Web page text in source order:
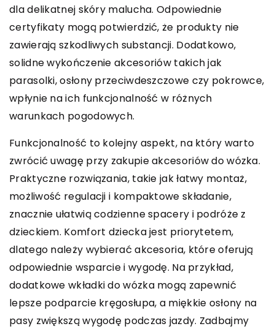
dla delikatnej skóry malucha. Odpowiednie
certyfikaty mogą potwierdzić, że produkty nie
zawierają szkodliwych substancji. Dodatkowo,
solidne wykończenie akcesoriów takich jak
parasolki, osłony przeciwdeszczowe czy pokrowce,
wpłynie na ich funkcjonalność w różnych
warunkach pogodowych.
Funkcjonalność to kolejny aspekt, na który warto
zwrócić uwagę przy zakupie akcesoriów do wózka.
Praktyczne rozwiązania, takie jak łatwy montaż,
możliwość regulacji i kompaktowe składanie,
znacznie ułatwią codzienne spacery i podróże z
dzieckiem. Komfort dziecka jest priorytetem,
dlatego należy wybierać akcesoria, które oferują
odpowiednie wsparcie i wygodę. Na przykład,
dodatkowe wkładki do wózka mogą zapewnić
lepsze podparcie kręgosłupa, a miękkie osłony na
pasy zwiększą wygodę podczas jazdy. Zadbajmy